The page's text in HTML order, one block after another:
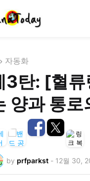
자동화
3탄: [혈류
양과 통
by prfparkst - 12월 30,